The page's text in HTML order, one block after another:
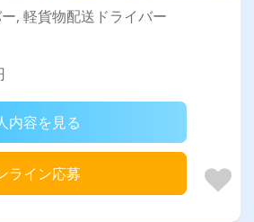
, 軽貨物配送ドライバー
内容を見る
ライン応募